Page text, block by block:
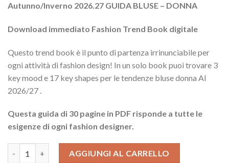
originale
era:
$31.92.
attuale
è:
$11.40.
Autunno/Inverno 2026.27 GUIDA BLUSE – DONNA
Download immediato Fashion Trend Book digitale
Questo trend book è il punto di partenza irrinunciabile per
ogni attività di fashion design! In un solo book puoi trovare 3
key mood e 17 key shapes per le tendenze bluse donna AI
2026/27 .
Questa guida di 30 pagine in PDF risponde a tutte le
esigenze di ogni fashion designer.
AGGIUNGI AL CARRELLO